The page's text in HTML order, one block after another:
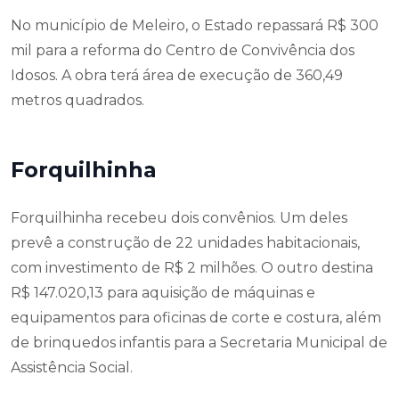
No município de Meleiro, o Estado repassará R$ 300
mil para a reforma do Centro de Convivência dos
Idosos. A obra terá área de execução de 360,49
metros quadrados.
Forquilhinha
Forquilhinha recebeu dois convênios. Um deles
prevê a construção de 22 unidades habitacionais,
com investimento de R$ 2 milhões. O outro destina
R$ 147.020,13 para aquisição de máquinas e
equipamentos para oficinas de corte e costura, além
de brinquedos infantis para a Secretaria Municipal de
Assistência Social.